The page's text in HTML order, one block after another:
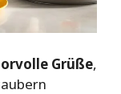
Grüße,